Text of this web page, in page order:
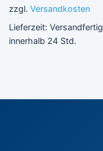
zzgl. Versandkosten
Lieferzeit: Versandfertig
innerhalb 24 Std.